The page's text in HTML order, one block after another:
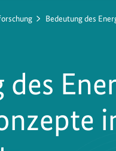
Bedeutung des
des